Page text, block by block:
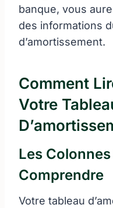
banque, vous
des informations
d’amortissement.
Comment
Votre
Les
Comprendre
Votre tableau